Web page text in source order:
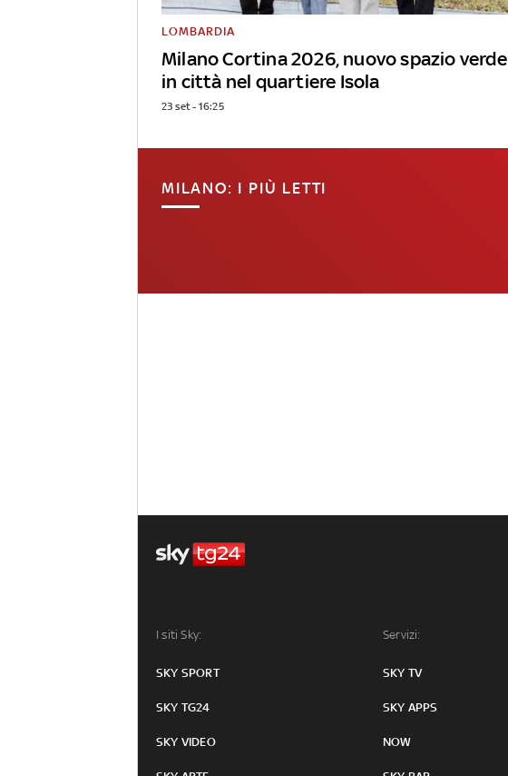
Milano Cortina 2026, nuovo spazio verde
in città nel quartiere Isola
LOMBARDIA
23 set - 16:25
MILANO: I PIÙ LETTI
I siti Sky:
SKY SPORT
SKY TG24
SKY VIDEO
Servizi:
SKY TV
SKY APPS
NOW